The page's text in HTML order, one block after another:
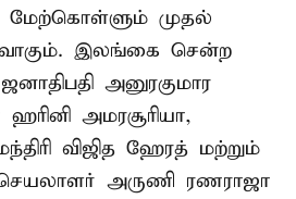
முதல்
இலங்கை சென்ற
அனுரகுமார
ஹரினி அமரசூரியா,
விஜித ஹேரத் மற்றும்
செயலாளர் அருணி ரணராஜா